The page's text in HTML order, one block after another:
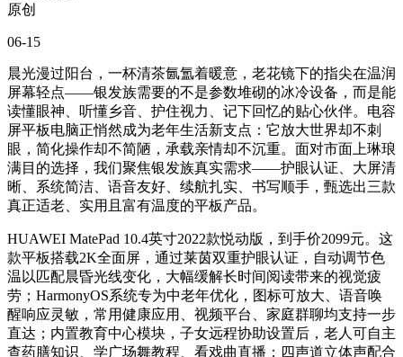
原创
06-15
晨光漫过阳台，一杯清茶氤氲着暖意，老花镜下的指尖在温润
屏幕轻点——银发族需要的不是参数堆砌的冰冷设备，而是能
读懂眼神、听懂乡音、护住视力、记下回忆的贴心伙伴。电容
屏平板电脑正悄然成为老年生活新支点：它放大世界却不刺
眼，简化操作却不简陋，承载亲情却不沉重。面对市面上琳琅
满目的选择，我们聚焦银发族真实需求——护眼认证、大屏清
晰、系统简洁、语音友好、续航扎实、书写顺手，甄选出三款
真正适老、实用且富有温度的平板产品。
HUAWEI MatePad 10.4英寸2022款悦动版，到手价2099元。这
款平板搭载2K全面屏，通过莱茵双重护眼认证，自动调节色
温以匹配晨昏光线变化，大幅缓解长时间阅读带来的视觉疲
劳；HarmonyOS系统专为中老年优化，图标可放大、语音唤
醒响应灵敏，常用健康应用、视频平台、家庭群聊均支持一步
直达；内置教育中心模块，子女远程协助设置后，老人可自主
查药膳知识、学广场舞教程、看戏曲直播；四声道立体声配合